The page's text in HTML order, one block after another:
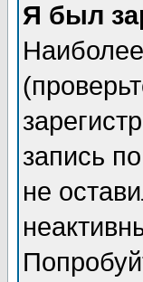
Я был
запись
не